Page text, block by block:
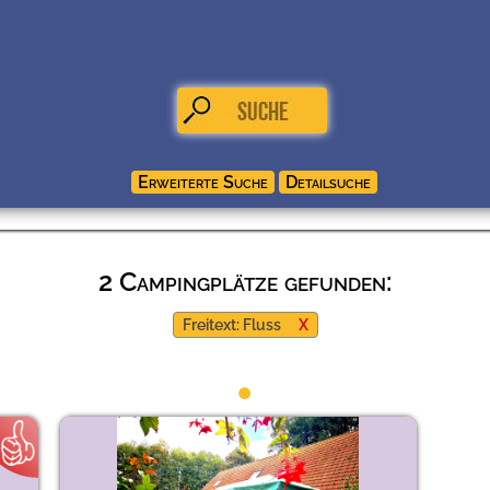
2 Campingplätze gefunden:
Freitext: Fluss X